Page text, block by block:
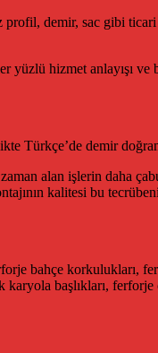
demir, sac gibi
hizmet anlayışı ve
Türkçe’de demir
alan işlerin daha
kalitesi bu
bahçe
başlıkları,